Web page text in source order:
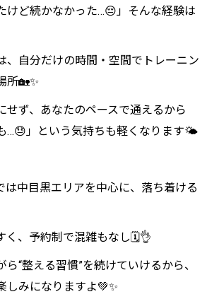
けど続かなかった…😔」そんな経験は
、自分だけの時間・空間でトレーニン
所🏡✨
せず、あなたのペースで通えるから
…😓」という気持ちも軽くなります🌤️
は中目黒エリアを中心に、落ち着ける
く、予約制で混雑もなし🗓️👌
ら“整える習慣”を続けていけるから、
しみになりますよ💚✨